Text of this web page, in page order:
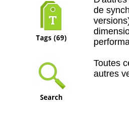
de
Toutes
autres